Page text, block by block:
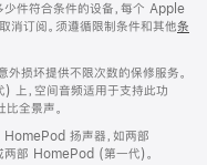
少件符合条件的设备，每个 Apple
消订阅。须遵循限制条件和其他条
损坏提供不限次数的保修服务。
，空间音频适用于支持此功
全景声。
扬声器，如两部
部 HomePod (第一代)。